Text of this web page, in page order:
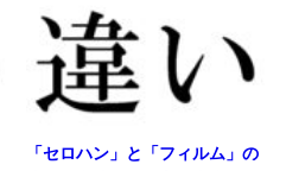
「セロハン」と「フィルム」の